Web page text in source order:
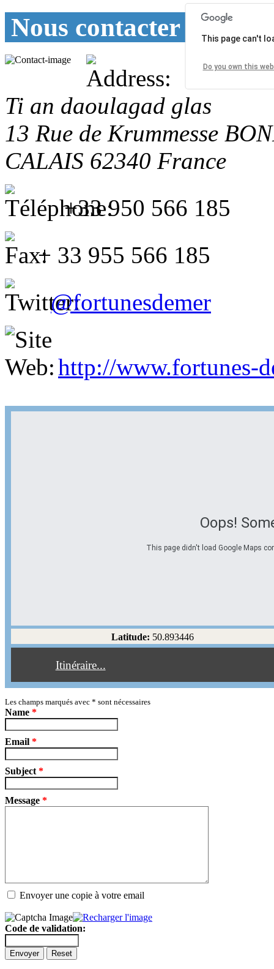
Nous contacter
Ti an daoulagad glas
13 Rue de Krummesse
CALAIS 62340 France
+33 950 566 185
+ 33 955 566 185
@fortunesdemer
http://www.fortunes-
Oops!
This page didn't load Google Maps
This page can't
Do you own this
Latitude: 50.893446
Itinéraire...
Éviter les autoroutes
Éviter les péages
Reset
Les champs marqués avec * sont nécessaires
Name *
Email *
Subject *
Message *
Envoyer une copie à votre email
Code de validation:
Envoyer Reset